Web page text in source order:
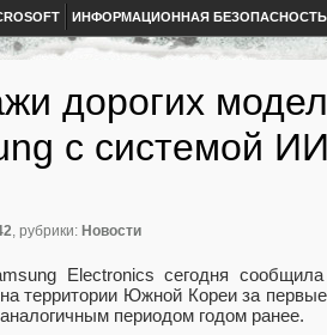
ИНФОРМАЦИОННАЯ БЕЗОПАСНОСТЬ
дорогих
с системой
, рубрики: Новости
Electronics сегодня
территории Южной Кореи за
периодом годом ранее.